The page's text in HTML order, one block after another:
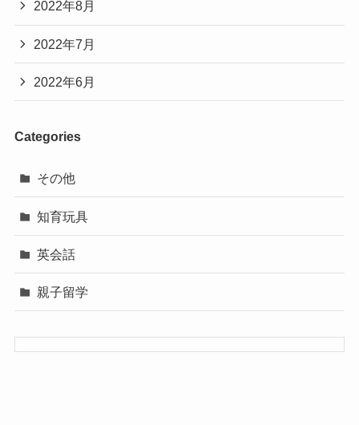
2022年8月
2022年7月
2022年6月
Categories
その他
知育玩具
英会話
親子留学